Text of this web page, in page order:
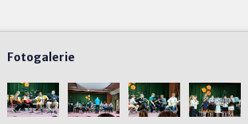
Fotogalerie